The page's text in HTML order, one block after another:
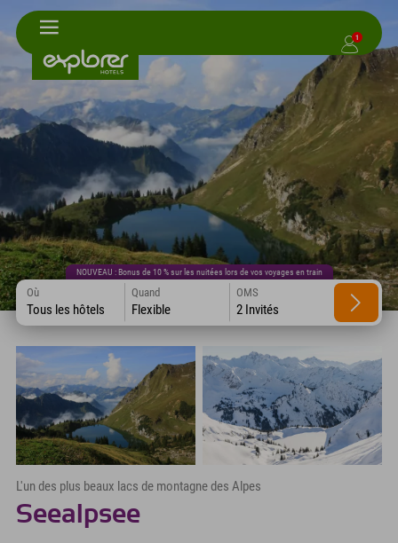
1
NOUVEAU : Bonus de 10 % sur les nuitées lors de vos voyages en train
Où
Tous les hôtels
Quand
Flexible
OMS
2 Invités
L'un des plus beaux lacs de montagne des Alpes
Seealpsee